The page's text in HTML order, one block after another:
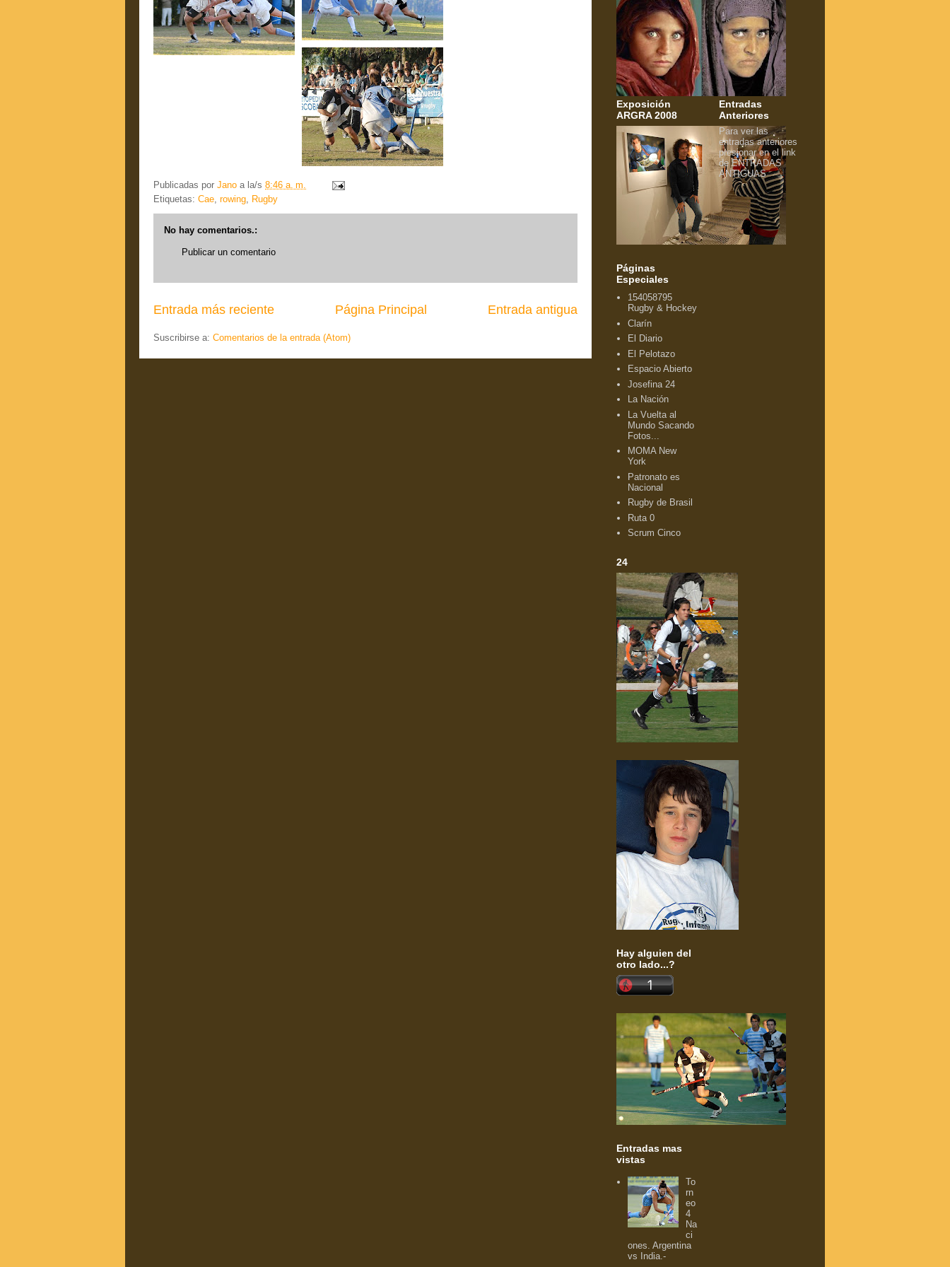
Publicadas por Jano a la/s 8:46 a. m.
Etiquetas: Cae rowing Rugby
No hay comentarios.:
Publicar un comentario
Entrada más reciente Entrada antigua
Página Principal
Suscribirse a: Comentarios de la entrada (Atom)
Exposición
ARGRA 2008
Páginas
Especiales
154058795
Rugby & Hockey
Clarín
El Diario
El Pelotazo
Espacio Abierto
Josefina 24
La Nación
La Vuelta al
Mundo Sacando
Fotos...
MOMA New
York
Patronato es
Nacional
Rugby de Brasil
Ruta 0
Scrum Cinco
24
Hay alguien del
otro lado...?
Entradas mas
vistas
To
rn
eo
4
Na
ci
ones. Argentina
vs India.-
Entradas
Anteriores
Para ver las
entradas anteriores
presionar en el link
de ENTRADAS
ANTIGUAS